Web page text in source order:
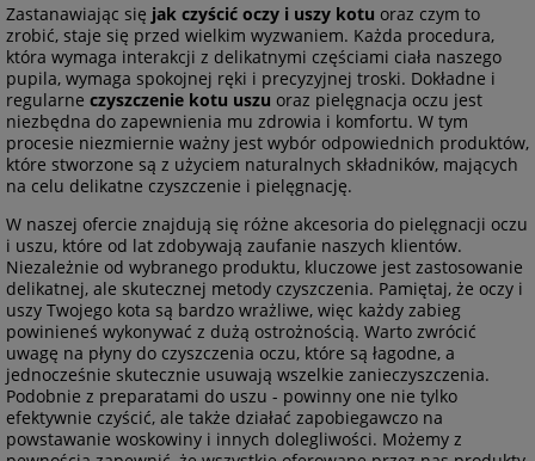
Zastanawiając się jak czyścić oczy i uszy kotu oraz czym to
zrobić, staje się przed wielkim wyzwaniem. Każda procedura,
która wymaga interakcji z delikatnymi częściami ciała naszego
pupila, wymaga spokojnej ręki i precyzyjnej troski. Dokładne i
regularne czyszczenie kotu uszu oraz pielęgnacja oczu jest
niezbędna do zapewnienia mu zdrowia i komfortu. W tym
procesie niezmiernie ważny jest wybór odpowiednich produktów,
które stworzone są z użyciem naturalnych składników, mających
na celu delikatne czyszczenie i pielęgnację.
W naszej ofercie znajdują się różne akcesoria do pielęgnacji oczu
i uszu, które od lat zdobywają zaufanie naszych klientów.
Niezależnie od wybranego produktu, kluczowe jest zastosowanie
delikatnej, ale skutecznej metody czyszczenia. Pamiętaj, że oczy i
uszy Twojego kota są bardzo wrażliwe, więc każdy zabieg
powinieneś wykonywać z dużą ostrożnością. Warto zwrócić
uwagę na płyny do czyszczenia oczu, które są łagodne, a
jednocześnie skutecznie usuwają wszelkie zanieczyszczenia.
Podobnie z preparatami do uszu - powinny one nie tylko
efektywnie czyścić, ale także działać zapobiegawczo na
powstawanie woskowiny i innych dolegliwości. Możemy z